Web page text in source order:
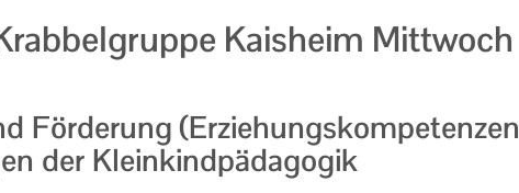
Kaisheim Mittwoch
Förderung (Erziehungskompetenzen
der Kleinkindpädagogik